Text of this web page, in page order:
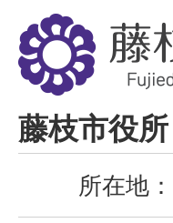
藤
枝
市
Fujieda
City
藤枝市役所
所在地：